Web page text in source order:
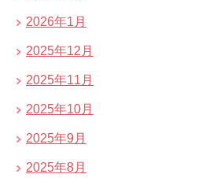
2026年1月
2025年12月
2025年11月
2025年10月
2025年9月
2025年8月